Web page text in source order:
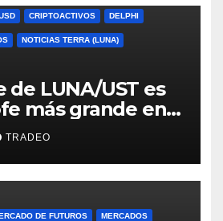
CRIPTOACTIVOS DELPHI
NOTICIAS TERRA (LUNA)
de LUNA/UST es
más grande en
Mt. Gox, señala
TRADEO
DE FUTUROS MERCADOS